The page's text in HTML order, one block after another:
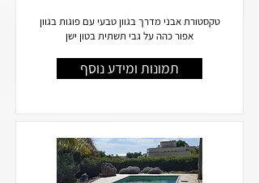
טקסטורת אבני מדרך בגוון טבעי עם פוגות בגוון
אפור כהה על גבי תשתית בטון ישן
תמונות ומידע נוסף